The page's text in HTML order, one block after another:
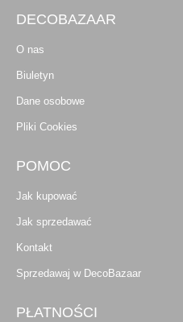
DECOBAZAAR
O nas
Biuletyn
Dane osobowe
Pliki Cookies
POMOC
Jak kupować
Jak sprzedawać
Kontakt
Sprzedawaj w DecoBazaar
PŁATNOŚCI